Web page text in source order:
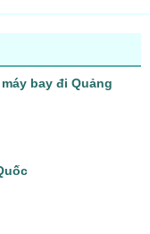
bay đi Quảng